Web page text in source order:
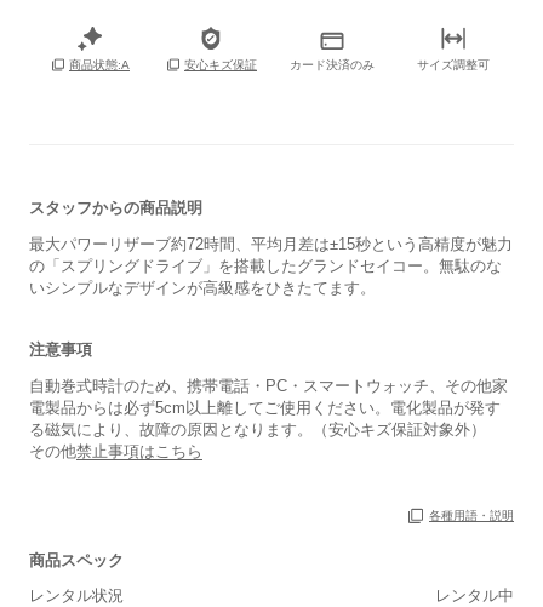
商品状態:A 安心キズ保証 カード決済のみ サイズ調整可
スタッフからの商品説明
最大パワーリザーブ約72時間、平均月差は±15秒という高精度が魅力
の「スプリングドライブ」を搭載したグランドセイコー。無駄のな
いシンプルなデザインが高級感をひきたてます。
注意事項
自動巻式時計のため、携帯電話・PC・スマートウォッチ、その他家
電製品からは必ず5cm以上離してご使用ください。電化製品が発す
る磁気により、故障の原因となります。（安心キズ保証対象外）
その他禁止事項はこちら
各種用語・説明
商品スペック
レンタル状況
レンタル中